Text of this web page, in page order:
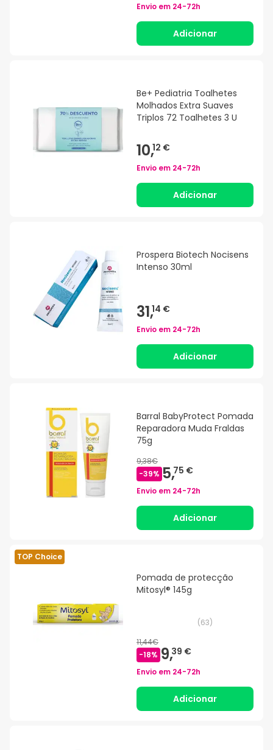
Envio em 24-72h
Adicionar
Be+ Pediatria Toalhetes
Molhados Extra Suaves
Triplos 72 Toalhetes 3 U
10,12 €
Envio em 24-72h
Adicionar
Prospera Biotech Nocisens
Intenso 30ml
31,14 €
Envio em 24-72h
Adicionar
Barral BabyProtect Pomada
Reparadora Muda Fraldas
75g
9,38€
-39% 5,75 €
Envio em 24-72h
Adicionar
TOP Choice
Pomada de protecção
Mitosyl® 145g
(63)
11,44€
-18% 9,39 €
Envio em 24-72h
Adicionar